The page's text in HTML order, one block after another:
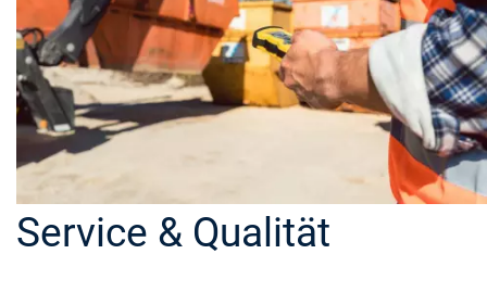
Service & Qualität